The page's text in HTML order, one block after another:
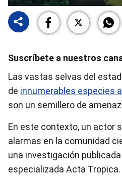
Suscríbete a nuestros
Las vastas selvas del
de innumerables especies
son un semillero de
En este contexto, un actor
alarmas en la comunidad
una investigación
especializada Acta Tropica.